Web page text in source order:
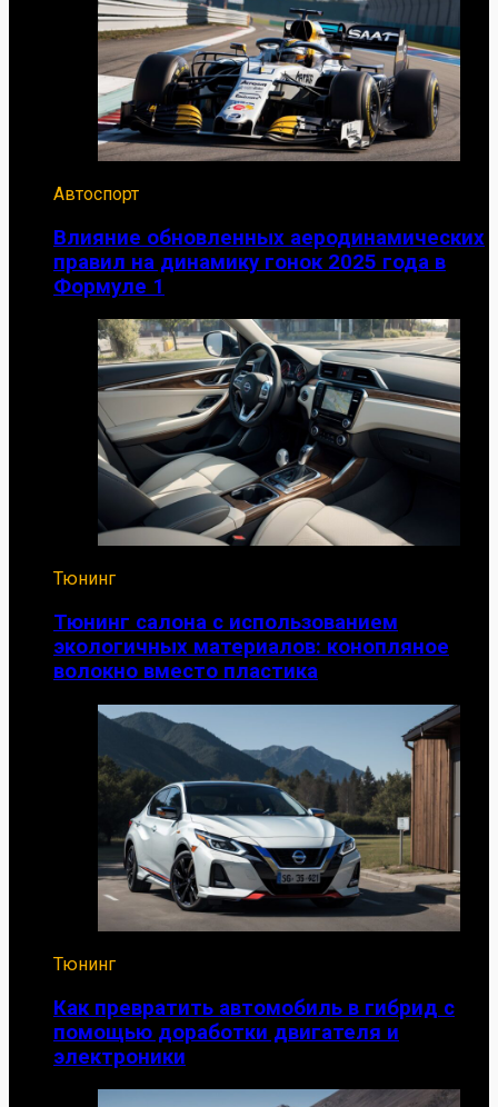
Автоспорт
Влияние обновленных аеродинамических
правил на динамику гонок 2025 года в
Формуле 1
Тюнинг
Тюнинг салона с использованием
экологичных материалов: конопляное
волокно вместо пластика
Тюнинг
Как превратить автомобиль в гибрид с
помощью доработки двигателя и
электроники